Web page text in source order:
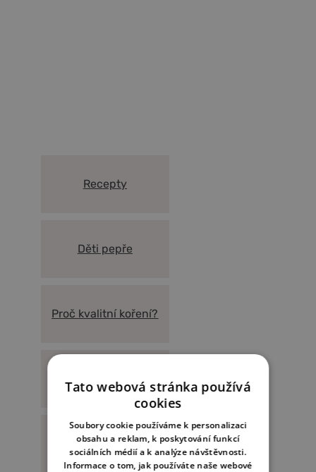
Recepty
Děti pepře
Proč kvalitní koření?
Magazín Kampot
Naše farma
Tato webová stránka používá
cookies
Soubory cookie používáme k personalizaci
obsahu a reklam, k poskytování funkcí
sociálních médií a k analýze návštěvnosti.
Informace o tom, jak používáte naše webové